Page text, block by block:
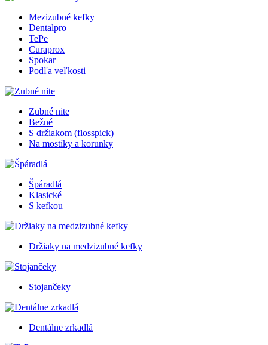
Mezizubné kefky
Dentalpro
TePe
Curaprox
Spokar
Podľa veľkosti
Zubné nite
Bežné
S držiakom (flosspick)
Na mostíky a korunky
Špáradlá
Klasické
S kefkou
Držiaky na medzizubné kefky
Stojančeky
Dentálne zrkadlá